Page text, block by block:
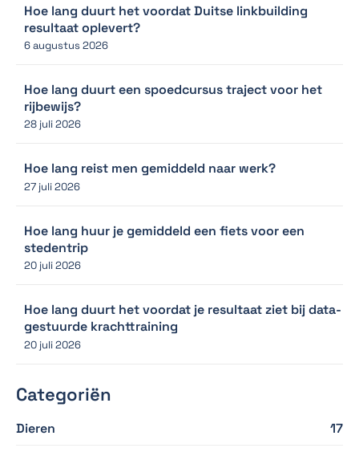
Hoe lang duurt het voordat Duitse linkbuilding
resultaat oplevert?
6 augustus 2026
Hoe lang duurt een spoedcursus traject voor het
rijbewijs?
28 juli 2026
Hoe lang reist men gemiddeld naar werk?
27 juli 2026
Hoe lang huur je gemiddeld een fiets voor een
stedentrip
20 juli 2026
Hoe lang duurt het voordat je resultaat ziet bij data-
gestuurde krachttraining
20 juli 2026
Categoriën
Dieren
17